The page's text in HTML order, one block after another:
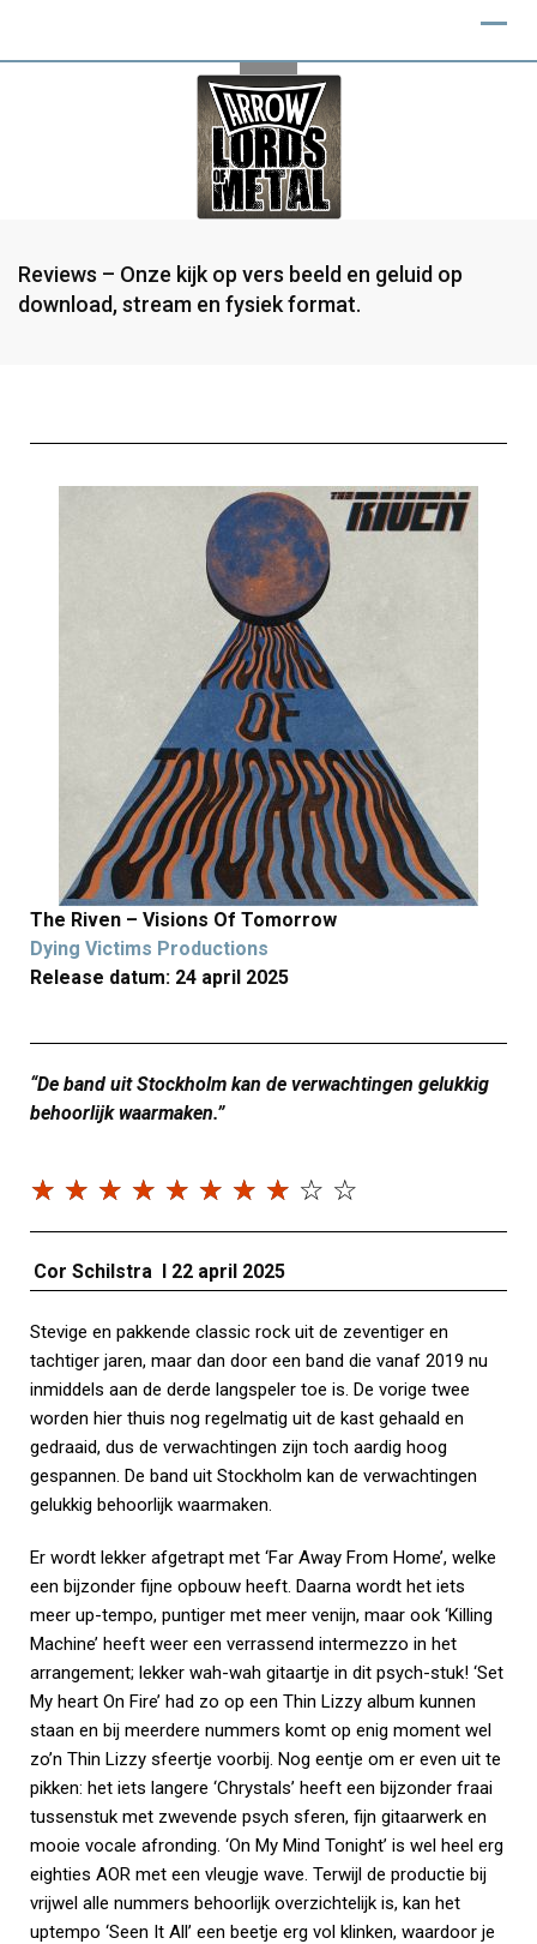
Reviews – Onze kijk op vers beeld en geluid op
download, stream en fysiek format.
The Riven – Visions Of Tomorrow
Dying Victims Productions
Release datum: 24 april 2025
“De band uit Stockholm kan de verwachtingen gelukkig
behoorlijk waarmaken.”
☆ ☆ ☆ ☆ ☆ ☆ ☆ ☆ ☆ ☆
Cor Schilstra I 22 april 2025
Stevige en pakkende classic rock uit de zeventiger en
tachtiger jaren, maar dan door een band die vanaf 2019 nu
inmiddels aan de derde langspeler toe is. De vorige twee
worden hier thuis nog regelmatig uit de kast gehaald en
gedraaid, dus de verwachtingen zijn toch aardig hoog
gespannen. De band uit Stockholm kan de verwachtingen
gelukkig behoorlijk waarmaken.
Er wordt lekker afgetrapt met ‘Far Away From Home’, welke
een bijzonder fijne opbouw heeft. Daarna wordt het iets
meer up-tempo, puntiger met meer venijn, maar ook ‘Killing
Machine’ heeft weer een verrassend intermezzo in het
arrangement; lekker wah-wah gitaartje in dit psych-stuk! ‘Set
My heart On Fire’ had zo op een Thin Lizzy album kunnen
staan en bij meerdere nummers komt op enig moment wel
zo’n Thin Lizzy sfeertje voorbij. Nog eentje om er even uit te
pikken: het iets langere ‘Chrystals’ heeft een bijzonder fraai
tussenstuk met zwevende psych sferen, fijn gitaarwerk en
mooie vocale afronding. ‘On My Mind Tonight’ is wel heel erg
eighties AOR met een vleugje wave. Terwijl de productie bij
vrijwel alle nummers behoorlijk overzichtelijk is, kan het
uptempo ‘Seen It All’ een beetje erg vol klinken, waardoor je